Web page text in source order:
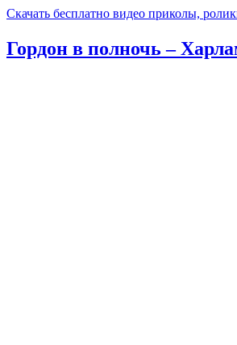
Скачать бесплатно видео приколы,
Гордон в полночь –